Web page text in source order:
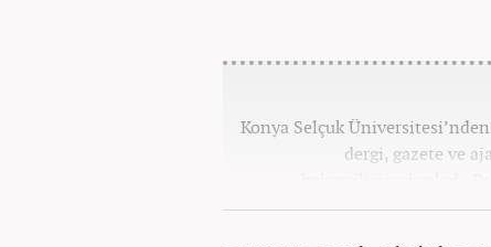
Konya Selçuk
dergi, gazete ve
haberciliğine başladı.